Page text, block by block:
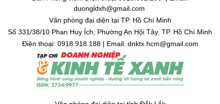
duongldxh@gmail.com
Văn phòng đại diện tại TP. Hồ Chí Minh
Số 331/38/10 Phan Huy Ích, Phường An Hội Tây, TP. Hồ Chí Minh
Điện thoại: 0918.918.188 | Email: dnktx.hcm@gmail.com